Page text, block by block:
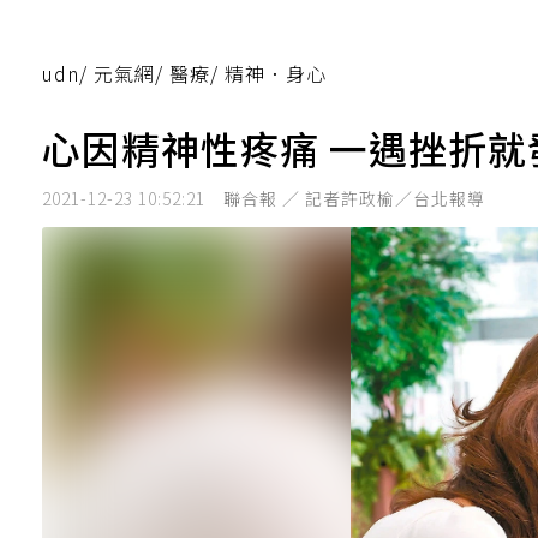
udn/ 元氣網/ 醫療/ 精神．身心
心因精神性疼痛 一遇挫折
2021-12-23 10:52:21 聯合報 ／ 記者許政榆／台北報導